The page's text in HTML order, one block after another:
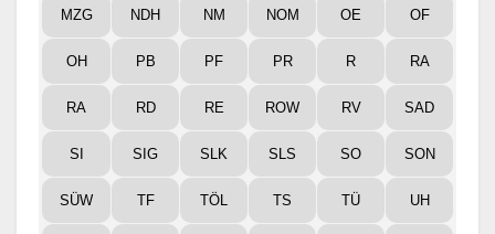
MZG NDH NM NOM OE OF
OH PB PF PR R RA
RA RD RE ROW RV SAD
SI SIG SLK SLS SO SON
SÜW TF TÖL TS TÜ UH